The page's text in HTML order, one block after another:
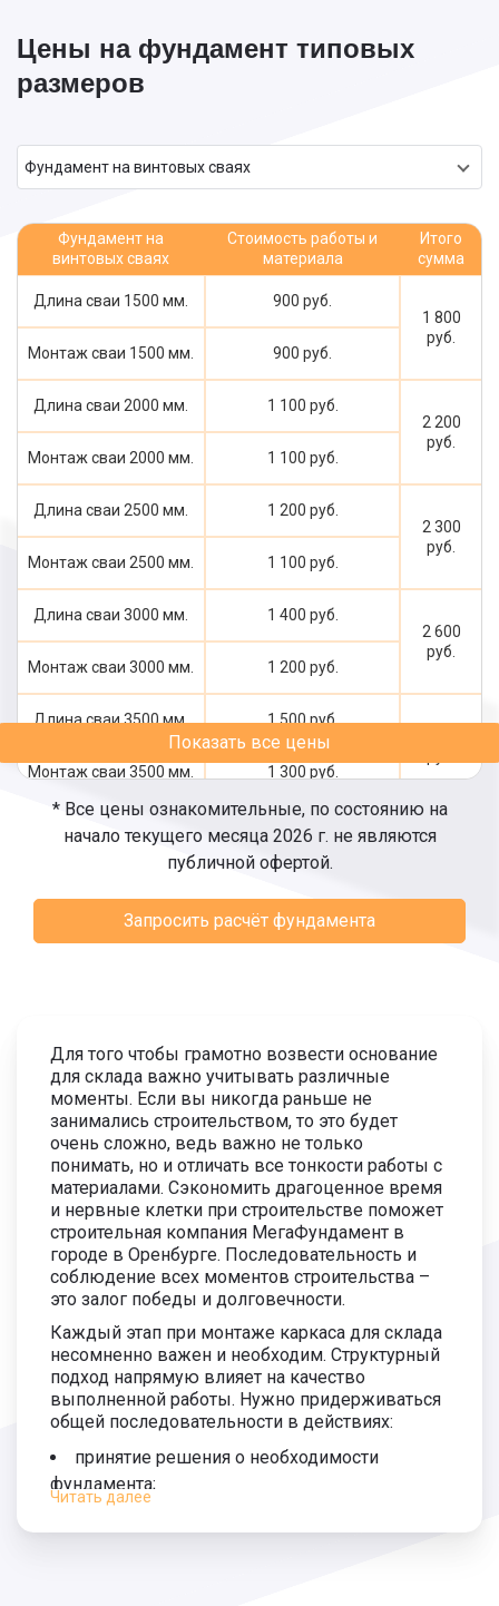
Цены на фундамент типовых
размеров
Фундамент на винтовых сваях
Фундамент на
винтовых сваях
Стоимость работы и
материала
Итого
сумма
Длина сваи 1500 мм.
900 руб.
1 800
руб.
Монтаж сваи 1500 мм.
900 руб.
Длина сваи 2000 мм.
1 100 руб.
2 200
руб.
Монтаж сваи 2000 мм.
1 100 руб.
Длина сваи 2500 мм.
1 200 руб.
2 300
руб.
Монтаж сваи 2500 мм.
1 100 руб.
Длина сваи 3000 мм.
1 400 руб.
2 600
руб.
Монтаж сваи 3000 мм.
1 200 руб.
Длина сваи 3500 мм.
1 500 руб.
Монтаж сваи 3500 мм.
1 300 руб.
Длина сваи 4000 мм.
3 100
Монтаж сваи 4000 мм.
1 400 руб.
Длина сваи 4500 мм.
1 900 руб.
3 400
3 600
Монтаж сваи 5000 мм.
1 600 руб.
Длина сваи 5500 мм.
2 200 руб.
руб.
Монтаж сваи 5500 мм.
1 700 руб.
Длина сваи 6000 мм.
2 300 руб.
руб.
Монтаж сваи 6000 мм.
1 900 руб.
Показать все цены
* Все цены ознакомительные, по состоянию на
начало текущего месяца 2026 г. не являются
публичной офертой.
Запросить расчёт фундамента
Читать далее
Для того чтобы грамотно возвести основание
для склада важно учитывать различные
моменты. Если вы никогда раньше не
занимались строительством, то это будет
очень сложно, ведь важно не только
понимать, но и отличать все тонкости работы с
материалами. Сэкономить драгоценное время
и нервные клетки при строительстве поможет
строительная компания МегаФундамент в
городе в Оренбурге. Последовательность и
соблюдение всех моментов строительства –
это залог победы и долговечности.
Каждый этап при монтаже каркаса для склада
несомненно важен и необходим. Структурный
подход напрямую влияет на качество
выполненной работы. Нужно придерживаться
общей последовательности в действиях:
принятие решения о необходимости
фундамента;
подбор глубины, расчет показателей грунта
и подземных вод;